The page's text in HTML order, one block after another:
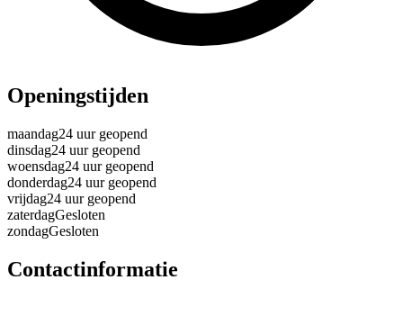
Openingstijden
maandag24 uur geopend
dinsdag24 uur geopend
woensdag24 uur geopend
donderdag24 uur geopend
vrijdag24 uur geopend
zaterdagGesloten
zondagGesloten
Contactinformatie